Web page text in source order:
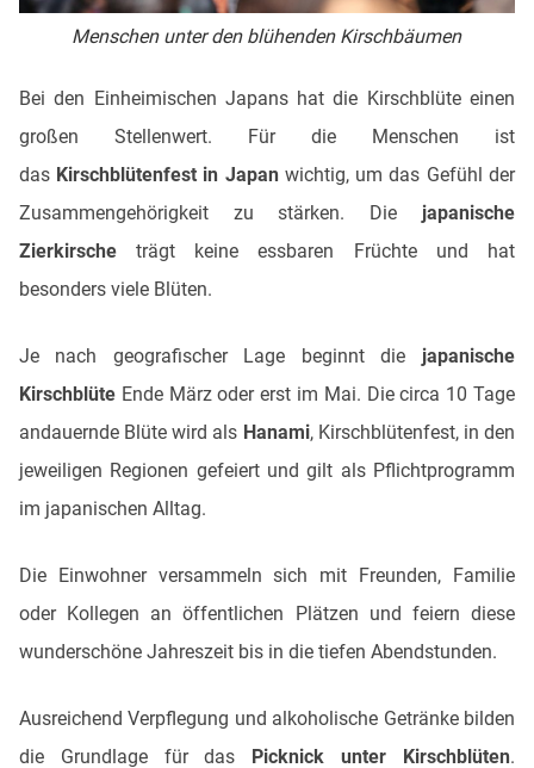
Menschen unter den blühenden Kirschbäumen
Bei den Einheimischen Japans hat die Kirschblüte einen
großen Stellenwert. Für die Menschen ist
das Kirschblütenfest in Japan wichtig, um das Gefühl der
Zusammengehörigkeit zu stärken. Die japanische
Zierkirsche trägt keine essbaren Früchte und hat
besonders viele Blüten.
Je nach geografischer Lage beginnt die japanische
Kirschblüte Ende März oder erst im Mai. Die circa 10 Tage
andauernde Blüte wird als Hanami, Kirschblütenfest, in den
jeweiligen Regionen gefeiert und gilt als Pflichtprogramm
im japanischen Alltag.
Die Einwohner versammeln sich mit Freunden, Familie
oder Kollegen an öffentlichen Plätzen und feiern diese
wunderschöne Jahreszeit bis in die tiefen Abendstunden.
Ausreichend Verpflegung und alkoholische Getränke bilden
die Grundlage für das Picknick unter Kirschblüten.